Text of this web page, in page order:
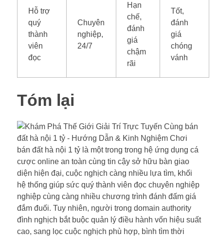
Hỗ trợ
quý
thành
viên
đọc
Chuyên
nghiệp,
24/7
Hạn
chế,
đánh
giá
chậm
rãi
Tốt,
đánh
giá
chóng
vánh
Tóm lại
bán đất hà nội 1 tỷ là một trong trong hệ ứng dụng cá
cược online an toàn cùng tin cậy sở hữu bàn giao
diện hiện đại, cuộc nghịch càng nhiều lựa tìm, khối
hệ thống giúp sức quý thành viên đọc chuyên nghiệp
nghiệp cùng càng nhiều chương trình đánh đấm giá
đắm đuối. Tuy nhiên, người trong domain authority
đình nghịch bắt buộc quản lý điều hành vốn hiệu suất
cao, sang lọc cuộc nghịch phù hợp, bình tìm thời